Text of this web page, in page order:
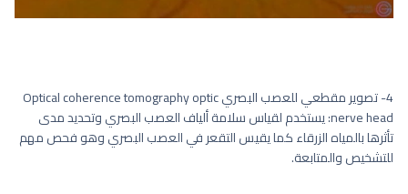
4- تصوير مقطعي للعصب البصري Optical coherence tomography optic
nerve head: يستخدم لقياس سلامة ألياف العصب البصري وتحديد مدى
تأثرها بالمياه الزرقاء كما يقيس التقعر في العصب البصري وهو فحص مهم
للتشخيص والمتابعة.